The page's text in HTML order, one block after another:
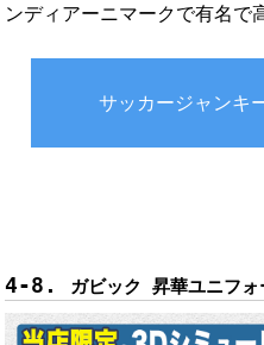
ンディアーニマークで有名で
サッカージャンキ
ガビック 昇華ユニフォ